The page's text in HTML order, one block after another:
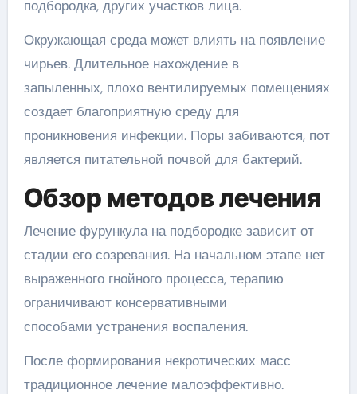
подбородка, других участков лица.
Окружающая среда может влиять на появление
чирьев. Длительное нахождение в
запыленных, плохо вентилируемых помещениях
создает благоприятную среду для
проникновения инфекции. Поры забиваются, пот
является питательной почвой для бактерий.
Обзор методов лечения
Лечение фурункула на подбородке зависит от
стадии его созревания. На начальном этапе нет
выраженного гнойного процесса, терапию
ограничивают консервативными
способами устранения воспаления.
После формирования некротических масс
традиционное лечение малоэффективно.